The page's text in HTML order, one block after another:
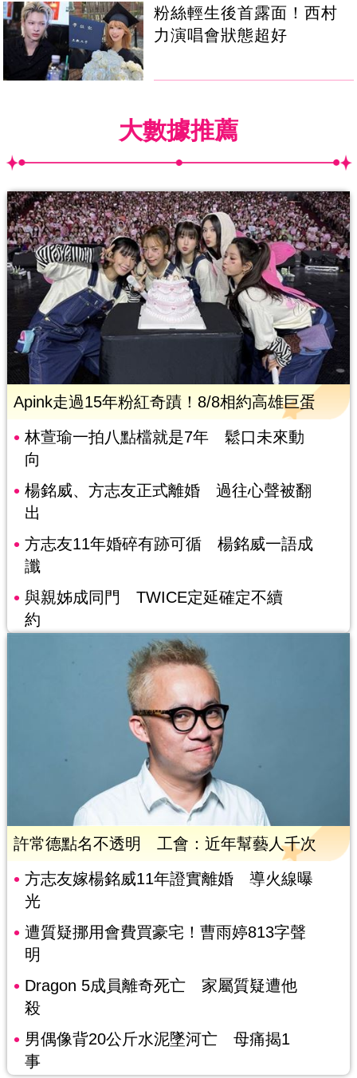
粉絲輕生後首露面！西村
力演唱會狀態超好
大數據推薦
Apink走過15年粉紅奇蹟！8/8相約高雄巨蛋
林萱瑜一拍八點檔就是7年 鬆口未來動
向
楊銘威、方志友正式離婚 過往心聲被翻
出
方志友11年婚碎有跡可循 楊銘威一語成
讖
與親姊成同門 TWICE定延確定不續
約
許常德點名不透明 工會：近年幫藝人千次
方志友嫁楊銘威11年證實離婚 導火線曝
光
遭質疑挪用會費買豪宅！曹雨婷813字聲
明
Dragon 5成員離奇死亡 家屬質疑遭他
殺
男偶像背20公斤水泥墜河亡 母痛揭1
事